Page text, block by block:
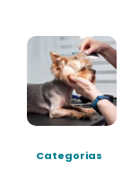
Categorias